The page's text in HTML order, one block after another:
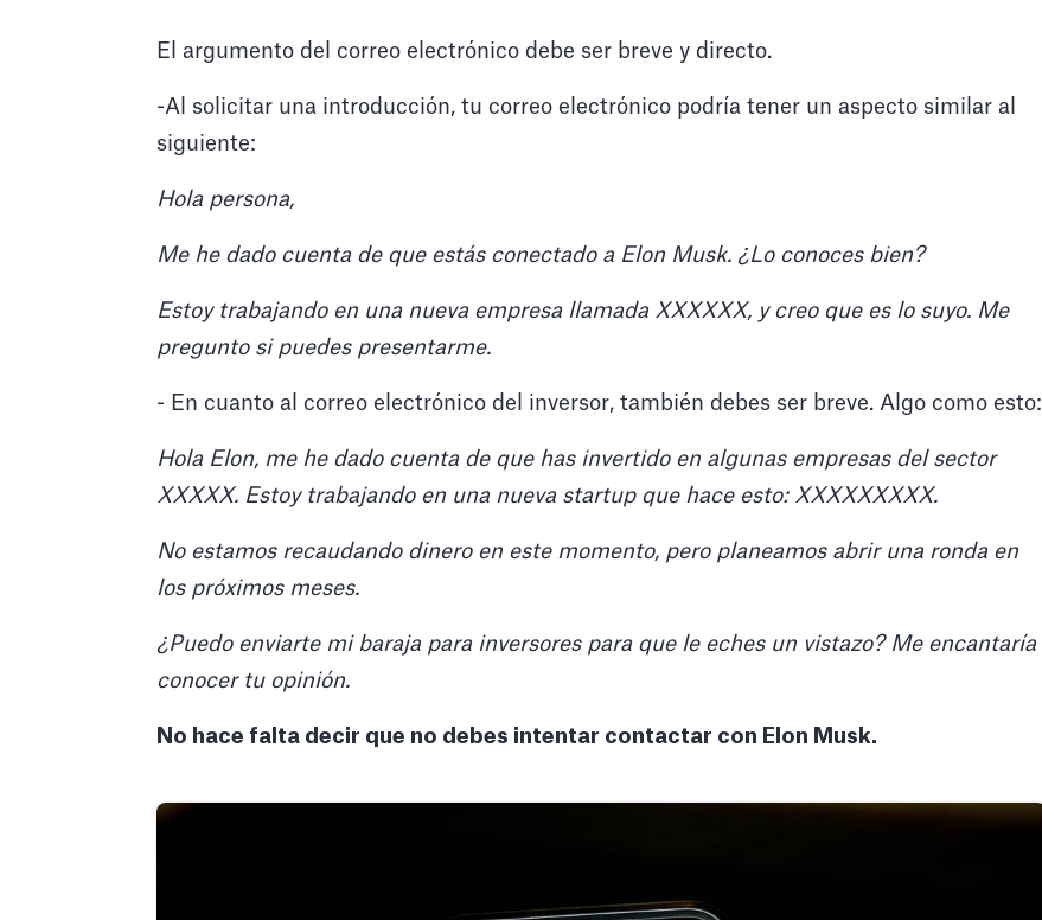
El argumento del correo electrónico debe ser breve y directo.
-Al solicitar una introducción, tu correo electrónico podría tener un aspecto similar al
siguiente:
Hola persona,
Me he dado cuenta de que estás conectado a Elon Musk. ¿Lo conoces bien?
Estoy trabajando en una nueva empresa llamada XXXXXX, y creo que es lo suyo. Me
pregunto si puedes presentarme.
- En cuanto al correo electrónico del inversor, también debes ser breve. Algo como esto:
Hola Elon, me he dado cuenta de que has invertido en algunas empresas del sector
XXXXX. Estoy trabajando en una nueva startup que hace esto: XXXXXXXXX.
No estamos recaudando dinero en este momento, pero planeamos abrir una ronda en
los próximos meses.
¿Puedo enviarte mi baraja para inversores para que le eches un vistazo? Me encantaría
conocer tu opinión.
No hace falta decir que no debes intentar contactar con Elon Musk.